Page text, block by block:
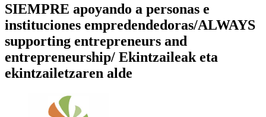
SIEMPRE apoyando a personas e
instituciones empredendedoras/ALWAYS
supporting entrepreneurs and
entrepreneurship/ Ekintzaileak eta
ekintzailetzaren alde